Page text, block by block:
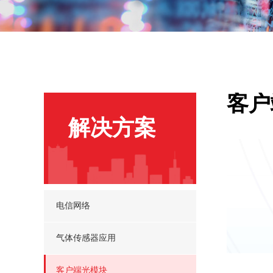
解决方案
电信网络
气体传感器应用
客户端光模块
客